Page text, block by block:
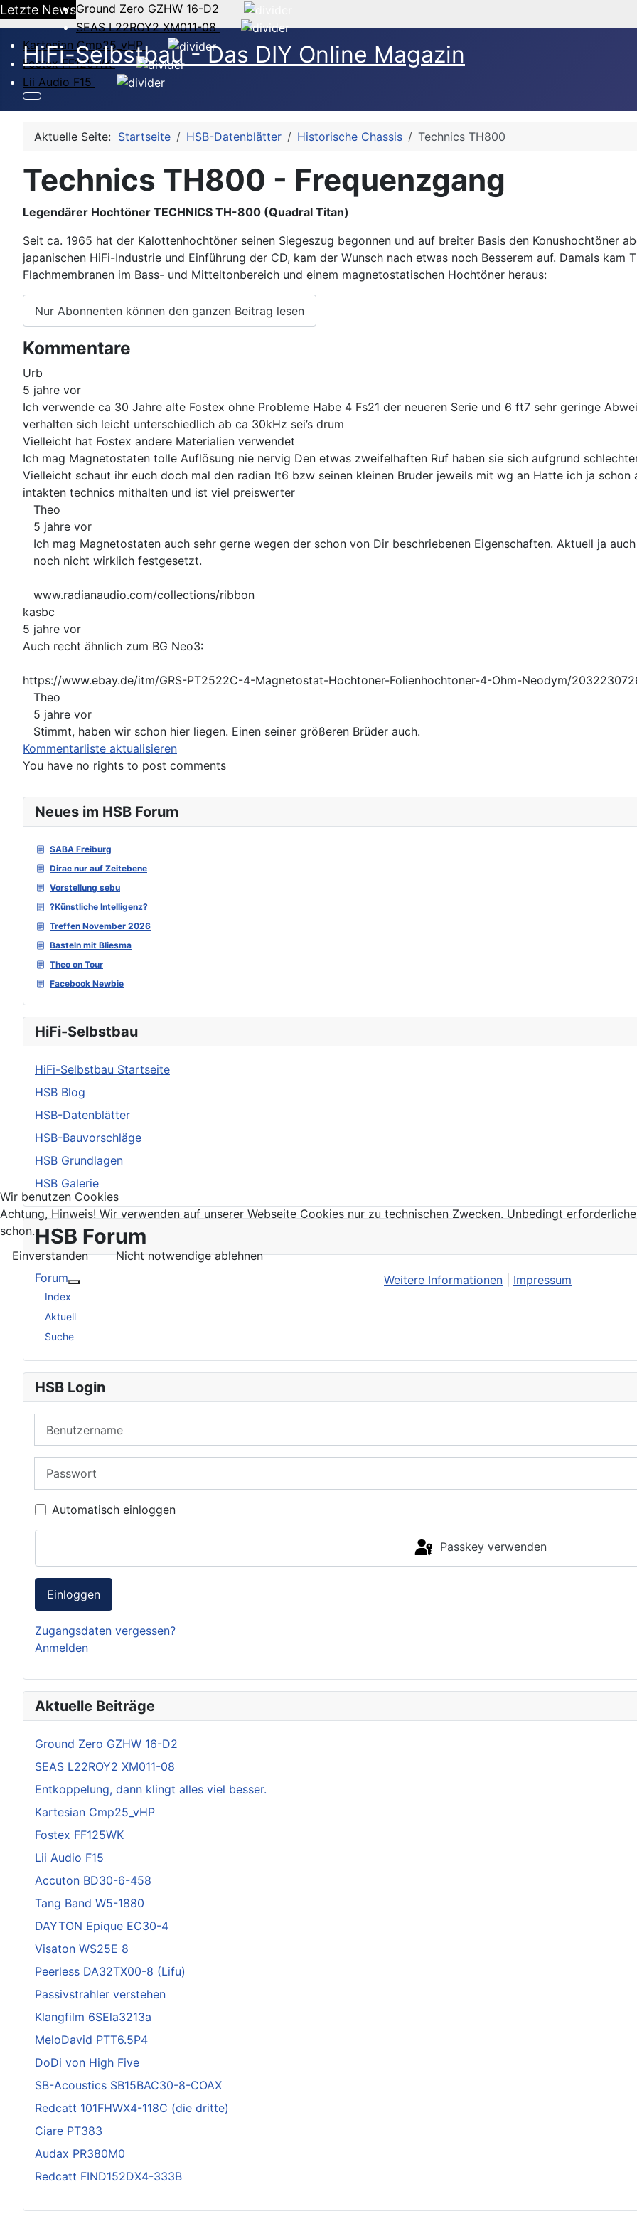
Letzte NewsGround Zero GZHW 16-D2
SEAS L22ROY2 XM011-08
Kartesian Cmp25_vHP
Fostex FF125WK
Lii Audio F15
HiFi-Selbstbau - Das DIY Online Magazin
Neues im HSB Forum
SABA Freiburg
Dirac nur auf Zeitebene
Vorstellung sebu
?Künstliche Intelligenz?
Treffen November 2026
Basteln mit Bliesma
Theo on Tour
Facebook Newbie
HiFi-Selbstbau
HiFi-Selbstbau Startseite
HSB Blog
HSB-Datenblätter
HSB-Bauvorschläge
HSB Grundlagen
HSB Galerie
HSB Forum
Forum
Index
Aktuell
Suche
HSB Login
Automatisch einloggen
Passkey verwenden
Einloggen
Zugangsdaten vergessen?
Anmelden
Aktuelle Beiträge
Ground Zero GZHW 16-D2
SEAS L22ROY2 XM011-08
Entkoppelung, dann klingt alles viel besser.
Kartesian Cmp25_vHP
Fostex FF125WK
Lii Audio F15
Accuton BD30-6-458
Tang Band W5-1880
DAYTON Epique EC30-4
Visaton WS25E 8
Peerless DA32TX00-8 (Lifu)
Passivstrahler verstehen
Klangfilm 6SEla3213a
MeloDavid PTT6.5P4
DoDi von High Five
SB-Acoustics SB15BAC30-8-COAX
Redcatt 101FHWX4-118C (die dritte)
Ciare PT383
Audax PR380M0
Redcatt FIND152DX4-333B
Aktuelle Seite: Startseite HSB-Datenblätter Historische Chassis Technics TH800
Technics TH800 - Frequenzgang
Legendärer Hochtöner TECHNICS TH-800 (Quadral Titan)
Seit ca. 1965 hat der Kalottenhochtöner seinen Siegeszug begonnen und auf breiter Basis den Konushochtöner
japanischen HiFi-Industrie und Einführung der CD, kam der Wunsch nach etwas noch Besserem auf. Damals kam
Flachmembranen im Bass- und Mitteltonbereich und einem magnetostatischen Hochtöner heraus:
Nur Abonnenten können den ganzen Beitrag lesen
Kommentare
Urb
5 jahre vor
Ich verwende ca 30 Jahre alte Fostex ohne Probleme Habe 4 Fs21 der neueren Serie und 6 ft7 sehr geringe
verhalten sich leicht unterschiedlich ab ca 30kHz sei’s drum
Vielleicht hat Fostex andere Materialien verwendet
Ich mag Magnetostaten tolle Auflösung nie nervig Den etwas zweifelhaften Ruf haben sie sich aufgrund
Vielleicht schaut ihr euch doch mal den radian lt6 bzw seinen kleinen Bruder jeweils mit wg an Hatte ich ja
intakten technics mithalten und ist viel preiswerter
Theo
5 jahre vor
Ich mag Magnetostaten auch sehr gerne wegen der schon von Dir beschriebenen Eigenschaften. Aktuell ja
noch nicht wirklich festgesetzt.
www.radianaudio.com/collections/ribbon
kasbc
5 jahre vor
Auch recht ähnlich zum BG Neo3:
https://www.ebay.de/itm/GRS-PT2522C-4-Magnetostat-Hochtoner-Folienhochtoner-4-Ohm-Neodym/
Theo
5 jahre vor
Stimmt, haben wir schon hier liegen. Einen seiner größeren Brüder auch.
Kommentarliste aktualisieren
You have no rights to post comments
Wir benutzen Cookies
Achtung, Hinweis! Wir verwenden auf unserer Webseite Cookies nur zu technischen Zwecken. Unbedingt
schon.
Einverstanden
Nicht notwendige ablehnen
Weitere Informationen
Impressum